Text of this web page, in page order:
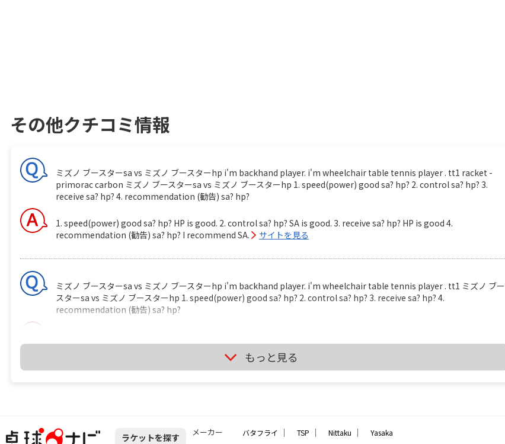
その他クチコミ情報
ミズノ ブースターsa vs ミズノ ブースターhp i'm backhand player. i'm wheelchair table tennis player . tt1 racket -
primorac carbon ミズノ ブースターsa vs ミズノ ブースターhp 1. speed(power) good sa? hp? 2. control sa? hp? 3.
receive sa? hp? 4. recommendation (勧告) sa? hp?
1. speed(power) good sa? hp? HP is good. 2. control sa? hp? SA is good. 3. receive sa? hp? HP is good 4.
recommendation (勧告) sa? hp? I recommend SA.
サイトを見る
ミズノ ブースターsa vs ミズノ ブースターhp i'm backhand player. i'm wheelchair table tennis player . tt1 ミズノ ブー
スターsa vs ミズノ ブースターhp 1. speed(power) good sa? hp? 2. control sa? hp? 3. receive sa? hp? 4.
recommendation (勧告) sa? hp?
carbon fibre, glass fibre or compressed paper, but shall not be thicker than 7.5% of the total thickness or
0.35mm, whichever is the smaller. 少なくとも、ブレード（ボールを打つ、平らな部分）の厚さで 85% は天然木材でな
もっと見る
ラケットを探す メーカー バタフライ ｜ TSP ｜ Nittaku ｜ Yasaka